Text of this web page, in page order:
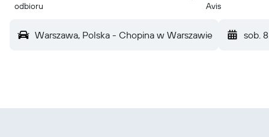
odbioru
Avis
Warszawa, Polska - Chopina w Warszawie sob.